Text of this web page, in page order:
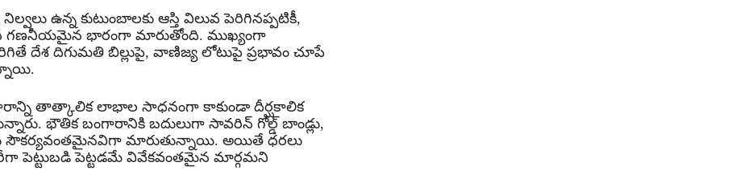
ఉన్న కుటుంబాలకు ఆస్తి విలువ పెరిగినప్పటికీ,
గణనీయమైన భారంగా మారుతోంది. ముఖ్యంగా
దేశ దిగుమతి బిల్లుపై, వాణిజ్య లోటుపై ప్రభావం చూపే
తాత్కాలిక లాభాల సాధనంగా కాకుండా దీర్ఘకాలిక
భౌతిక బంగారానికి బదులుగా సావరిన్ గోల్డ్ బాండ్లు,
సౌకర్యవంతమైనవిగా మారుతున్నాయి. అయితే ధరలు
పెట్టుబడి పెట్టడమే వివేకవంతమైన మార్గమని